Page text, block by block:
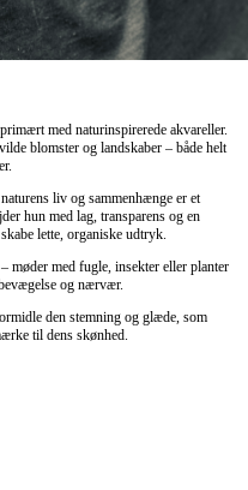
med naturinspirerede akvareller.
blomster og landskaber – både helt
liv og sammenhænge er et
hun med lag, transparens og en
lette, organiske udtryk.
møder med fugle, insekter eller planter
og nærvær.
den stemning og glæde, som
til dens skønhed.